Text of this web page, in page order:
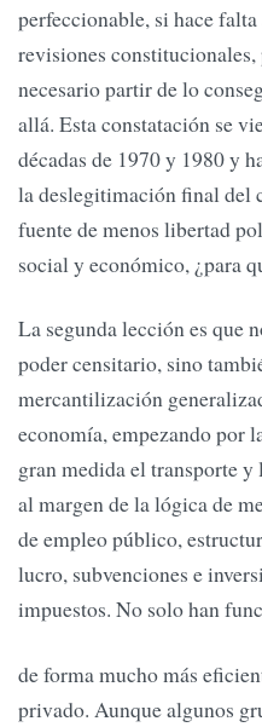
perfeccionable, si hace
revisiones constitucionales,
necesario partir de lo
allá. Esta constatación se
décadas de 1970 y 1980 y
la deslegitimación final del
fuente de menos libertad
social y económico, ¿para
La segunda lección es que
poder censitario, sino
mercantilización
economía, empezando por
gran medida el transporte y
al margen de la lógica de
de empleo público,
lucro, subvenciones e
impuestos. No solo han
de forma mucho más
privado. Aunque algunos